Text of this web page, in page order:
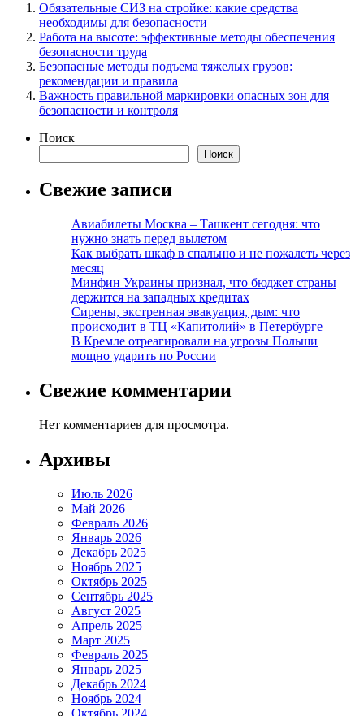
Обязательные СИЗ на стройке: какие средства
необходимы для безопасности
Работа на высоте: эффективные методы обеспечения
безопасности труда
Безопасные методы подъема тяжелых грузов:
рекомендации и правила
Важность правильной маркировки опасных зон для
безопасности и контроля
Поиск
Поиск
Свежие записи
Авиабилеты Москва – Ташкент сегодня: что
нужно знать перед вылетом
Как выбрать шкаф в спальню и не пожалеть через
месяц
Минфин Украины признал, что бюджет страны
держится на западных кредитах
Сирены, экстренная эвакуация, дым: что
происходит в ТЦ «Капитолий» в Петербурге
В Кремле отреагировали на угрозы Польши
мощно ударить по России
Свежие комментарии
Нет комментариев для просмотра.
Архивы
Июль 2026
Май 2026
Февраль 2026
Январь 2026
Декабрь 2025
Ноябрь 2025
Октябрь 2025
Сентябрь 2025
Август 2025
Апрель 2025
Март 2025
Февраль 2025
Январь 2025
Декабрь 2024
Ноябрь 2024
Октябрь 2024